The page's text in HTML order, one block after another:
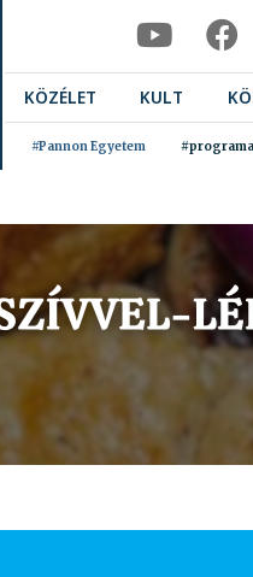
KÖZÉLET KULT
#Pannon Egyetem